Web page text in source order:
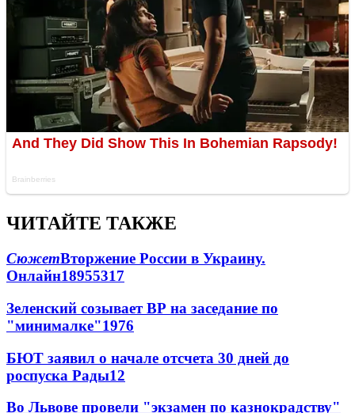
ЧИТАЙТЕ ТАКЖЕ
СюжетВторжение России в Украину.
Онлайн18955317
Зеленский созывает ВР на заседание по
"минималке"1976
БЮТ заявил о начале отсчета 30 дней до
роспуска Рады12
Во Львове провели "экзамен по казнокрадству"